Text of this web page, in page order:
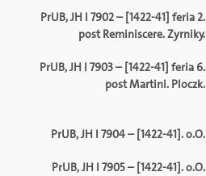
PrUB, JH I 7902 – [1422-41] feria 2.
post Reminiscere. Zyrniky.
PrUB, JH I 7903 – [1422-41] feria 6.
post Martini. Ploczk.
PrUB, JH I 7904 – [1422-41]. o.O.
PrUB, JH I 7905 – [1422-41]. o.O.